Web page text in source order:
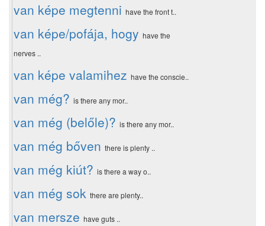
van képe megtenni have the front t..
van képe/pofája, hogy have the
nerves ..
van képe valamihez have the conscie..
van még? is there any mor..
van még (belőle)? is there any mor..
van még bőven there is plenty ..
van még kiút? is there a way o..
van még sok there are plenty..
van mersze have guts ..